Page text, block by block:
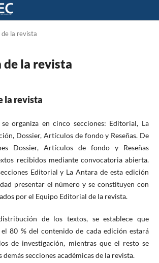
la revista
la revista
la revista
se organiza en cinco secciones: Editorial, La
Dossier, Artículos de fondo y Reseñas. De
Dossier, Artículos de fondo y Reseñas
recibidos mediante convocatoria abierta.
Editorial y La Antara de esta edición
presentar el número y se constituyen con
por el Equipo Editorial de la revista.
de los textos, se establece que
80 % del contenido de cada edición estará
de investigación, mientras que el resto se
secciones académicas de la revista.